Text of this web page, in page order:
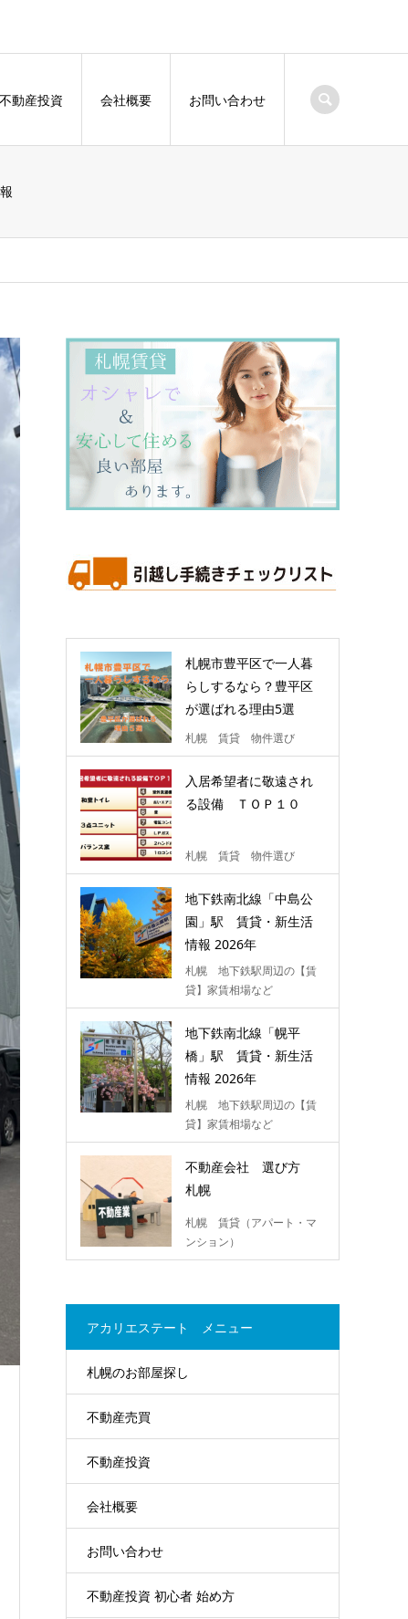
不動産投資 会社概要 お問い合わせ
札幌市豊平区で一人暮
らしするなら？豊平区
が選ばれる理由5選
札幌 賃貸 物件選び
入居希望者に敬遠され
る設備 ＴＯＰ１０
札幌 賃貸 物件選び
地下鉄南北線「中島公
園」駅 賃貸・新生活
情報 2026年
札幌 地下鉄駅周辺の【賃
貸】家賃相場など
地下鉄南北線「幌平
橋」駅 賃貸・新生活
情報 2026年
札幌 地下鉄駅周辺の【賃
貸】家賃相場など
不動産会社 選び方
札幌
札幌 賃貸（アパート・マ
ンション）
アカリエステート メニュー
札幌のお部屋探し
不動産売買
不動産投資
会社概要
お問い合わせ
不動産投資 初心者 始め方